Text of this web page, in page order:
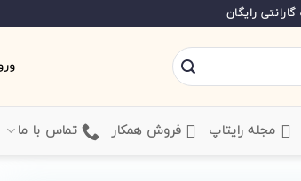
‌ مجله رایتاپ فروش همکار تماس با ما